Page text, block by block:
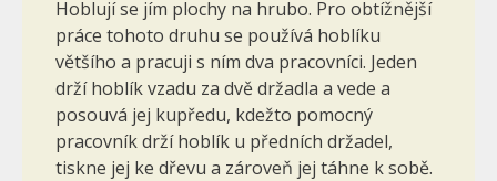
Hoblují se jím plochy na hrubo. Pro obtížnější
práce tohoto druhu se používá hoblíku
většího a pracuji s ním dva pracovníci. Jeden
drží hoblík vzadu za dvě držadla a vede a
posouvá jej kupředu, kdežto pomocný
pracovník drží hoblík u předních držadel,
tiskne jej ke dřevu a zároveň jej táhne k sobě.